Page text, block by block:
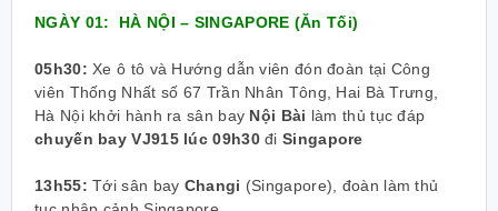
NGÀY 01: HÀ NỘI – SINGAPORE (Ăn Tối)
05h30: Xe ô tô và Hướng dẫn viên đón đoàn tại Công
viên Thống Nhất số 67 Trần Nhân Tông, Hai Bà Trưng,
Hà Nội khởi hành ra sân bay Nội Bài làm thủ tục đáp
chuyến bay VJ915 lúc 09h30điSingapore
13h55: Tới sân bay Changi (Singapore), đoàn làm thủ